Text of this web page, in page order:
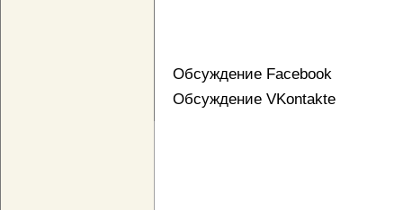
Обсуждение Facebook
Обсуждение VKontakte